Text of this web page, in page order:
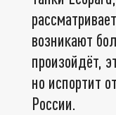
возникают
произойдёт,
но испортит
России.